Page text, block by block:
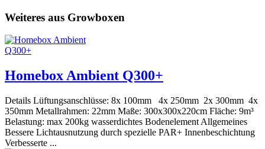
Weiteres aus Growboxen
Homebox Ambient Q300+
Details Lüftungsanschlüsse: 8x 100mm 4x 250mm 2x 300mm 4x
350mm Metallrahmen: 22mm Maße: 300x300x220cm Fläche: 9m³
Belastung: max 200kg wasserdichtes Bodenelement Allgemeines
Bessere Lichtausnutzung durch spezielle PAR+ Innenbeschichtung
Verbesserte ...